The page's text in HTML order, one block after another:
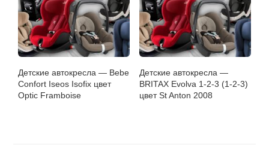
Детские автокресла — Bebe
Confort Iseos Isofix цвет
Optic Framboise
Детские автокресла —
BRITAX Evolva 1-2-3 (1-2-3)
цвет St Anton 2008